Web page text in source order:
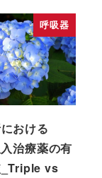
呼吸器
おける
治療薬の有
vs